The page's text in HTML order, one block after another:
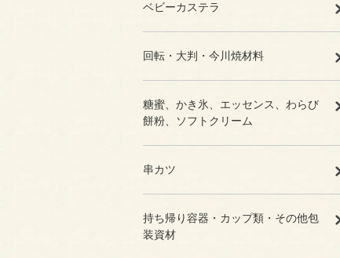
ベビーカステラ
回転・大判・今川焼材料
糖蜜、かき氷、エッセンス、わらび
餅粉、ソフトクリーム
串カツ
持ち帰り容器・カップ類・その他包
装資材